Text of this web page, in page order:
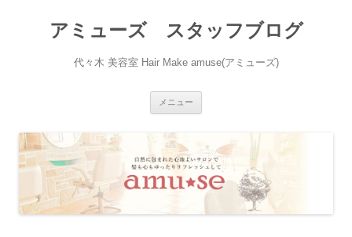
アミューズ スタッフブログ
代々木 美容室 Hair Make amuse(アミューズ)
メニュー
へ
ス
キ
ッ
プ